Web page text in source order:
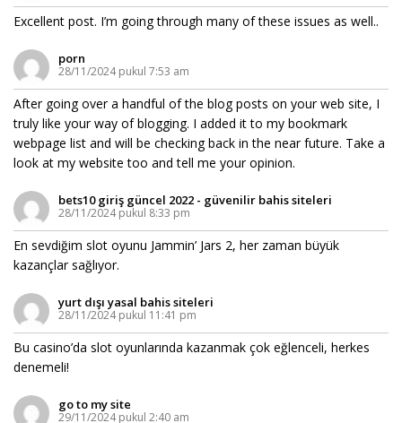
Excellent post. I’m going through many of these issues as well..
porn
28/11/2024 pukul 7:53 am
After going over a handful of the blog posts on your web site, I
truly like your way of blogging. I added it to my bookmark
webpage list and will be checking back in the near future. Take a
look at my website too and tell me your opinion.
bets10 giriş güncel 2022 - güvenilir bahis siteleri
28/11/2024 pukul 8:33 pm
En sevdiğim slot oyunu Jammin’ Jars 2, her zaman büyük
kazançlar sağlıyor.
yurt dışı yasal bahis siteleri
28/11/2024 pukul 11:41 pm
Bu casino’da slot oyunlarında kazanmak çok eğlenceli, herkes
denemeli!
go to my site
29/11/2024 pukul 2:40 am